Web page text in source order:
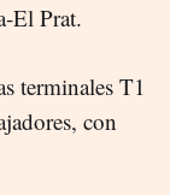
El Prat.
terminales T1
con